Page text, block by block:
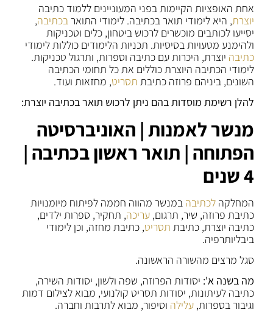
אחת האופציות הקיימות בפני המעוניינים ללמוד כתיבה
יוצרת, היא לימודי תואר בכתיבה. לימודי התוארבכתיבה,
יסייעו לכותבים מוכשרים לרכוש ביטחון, כלים וטכניקות
ולהימנע מטעויות בסיסיות. תכניות הלימודים כוללות לימודי
כתיבה יוצרת, היכרות עם כתיבה וספרות, ותרגול טכניקות.
לימודי הכתיבה היוצרת כוללים את כל תחומי הכתיבה
השונים, ביניהם פרוזה כתיבת תסריט, מחזאות ועוד.
להלן רשימת מוסדות בהם ניתן לרכוש תואר בכתיבה יוצרת:
מנשר לאמנות | האוניברסיטה
הפתוחה | תואר ראשון בכתיבה |
4 שנים
המחלקהלכתיבה במנשר מהווה חממה לפיתוח מיומנויות
כתיבת פרוזה, שיר, תרגום,עריכה, תחקיר, ספרות ילדים,
כתיבה יוצרת, כתיבת תסריט, כתיבת מחזה, וכן לימודי
ביבליותרפיה.
סגל מרצים מהשורה הראשונה.
מה בשנה א': יסודות הפרוזה, שפה ולשון, יסודות השירה,
כתיבה לעיתונות, יסודות תסריט קולנועי, מבוא לצילום דמות
וגיבור בספרות,עלילה וסיפור, מבוא לתרבות וחברה.